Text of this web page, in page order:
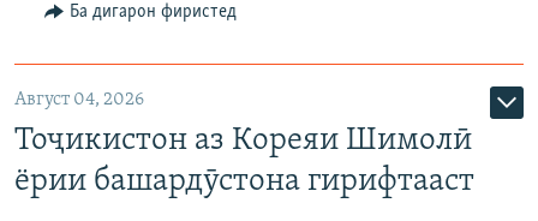
Ба дигарон фиристед
Август 04, 2026
Тоҷикистон аз Кореяи Шимолӣ
ёрии башардӯстона гирифтааст